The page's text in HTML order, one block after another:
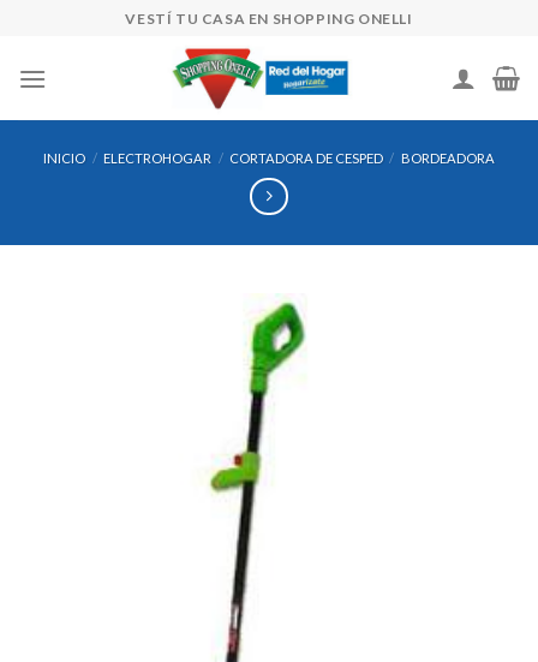
content
VESTÍ TU CASA EN SHOPPING ONELLI
INICIO / ELECTROHOGAR / CORTADORA DE CESPED / BORDEADORA